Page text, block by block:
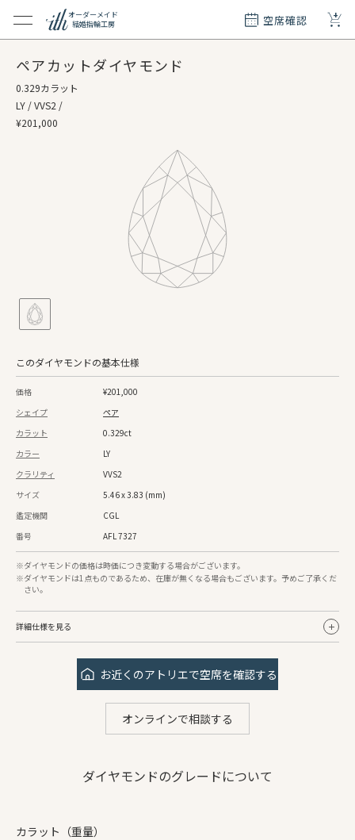
オーダーメイド
結婚指輪工房
空席確認 +
メイド
ペアカットダイヤモンド
0.329カラット
LY / VVS2 /
¥201,000
このダイヤモンドの基本仕様
価格
¥201,000
シェイプ
ペア
カラット
0.329ct
カラー
LY
クラリティ
VVS2
サイズ
5.46 x 3.83 (mm)
鑑定機関
CGL
番号
AFL 7327
ダイヤモンドの価格は時価につき変動する場合がございます。
ダイヤモンドは1点ものであるため、在庫が無くなる場合もございます。予めご了承くだ
さい。
詳細仕様を見る
none
お近くのアトリエで空席を確認する
オンラインで相談する
ダイヤモンドのグレードについて
カラット（重量）